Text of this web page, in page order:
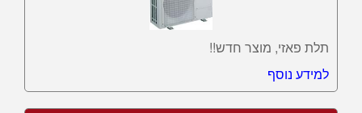
תלת פאזי, מוצר חדש!!
למידע נוסף